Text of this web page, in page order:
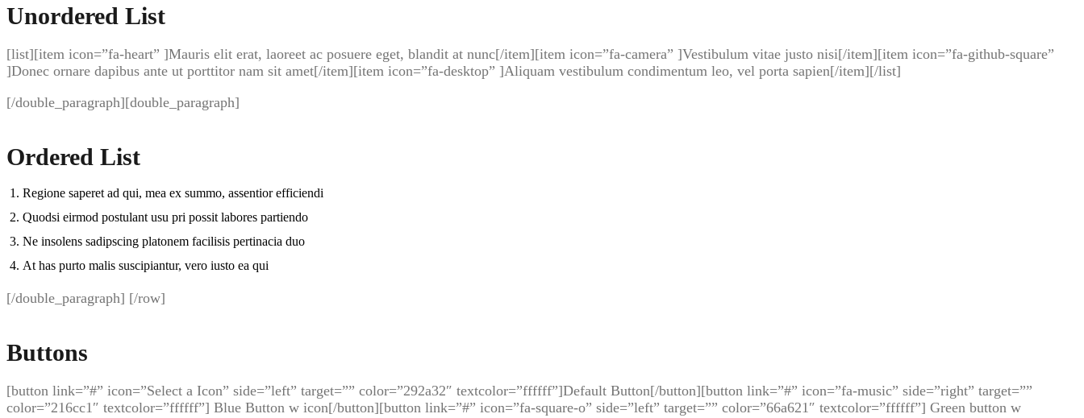
Unordered List
[list][item icon=”fa-heart” ]Mauris elit erat, laoreet ac posuere eget, blandit at nunc[/item][item icon=”fa-camera” ]Vestibulum vitae justo nisi[/item][item icon=”fa-github-square”
]Donec ornare dapibus ante ut porttitor nam sit amet[/item][item icon=”fa-desktop” ]Aliquam vestibulum condimentum leo, vel porta sapien[/item][/list]
[/double_paragraph][double_paragraph]
Ordered List
Regione saperet ad qui, mea ex summo, assentior efficiendi
Quodsi eirmod postulant usu pri possit labores partiendo
Ne insolens sadipscing platonem facilisis pertinacia duo
At has purto malis suscipiantur, vero iusto ea qui
[/double_paragraph] [/row]
Buttons
[button link=”#” icon=”Select a Icon” side=”left” target=”” color=”292a32″ textcolor=”ffffff”]Default Button[/button][button link=”#” icon=”fa-music” side=”right” target=””
color=”216cc1″ textcolor=”ffffff”] Blue Button w icon[/button][button link=”#” icon=”fa-square-o” side=”left” target=”” color=”66a621″ textcolor=”ffffff”] Green button w